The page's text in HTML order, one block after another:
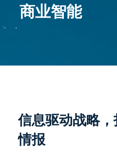
商业智能
信息驱动战略
情报